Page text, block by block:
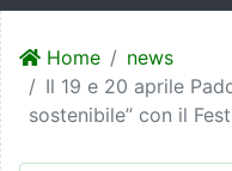
Home
news
Il 19 e 20 aprile
sostenibile” con il